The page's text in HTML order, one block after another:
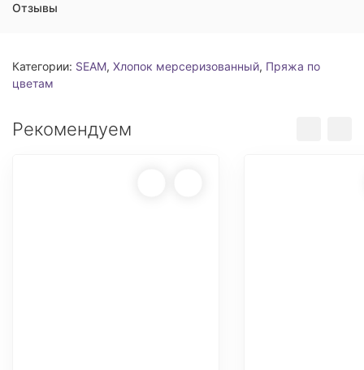
Отзывы
Категории: SEAM, Хлопок мерсеризованный, Пряжа по
цветам
Рекомендуем